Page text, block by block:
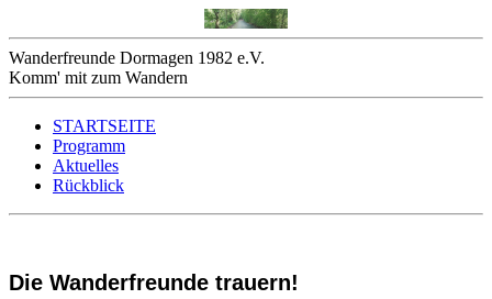
Wanderfreunde Dormagen 1982 e.V.
Komm' mit zum Wandern
STARTSEITE
Programm
Aktuelles
Rückblick
Die Wanderfreunde trauern!